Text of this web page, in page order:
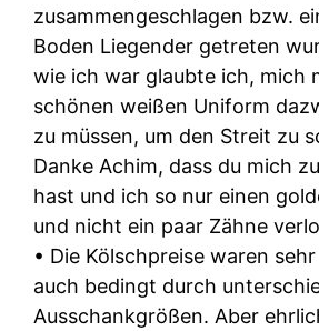
zusammengeschlagen bzw.
Boden Liegender getreten
wie ich war glaubte ich, mich
schönen weißen Uniform
zu müssen, um den Streit zu
Danke Achim, dass du mich
hast und ich so nur einen
und nicht ein paar Zähne
• Die Kölschpreise waren
auch bedingt durch
Ausschankgrößen. Aber